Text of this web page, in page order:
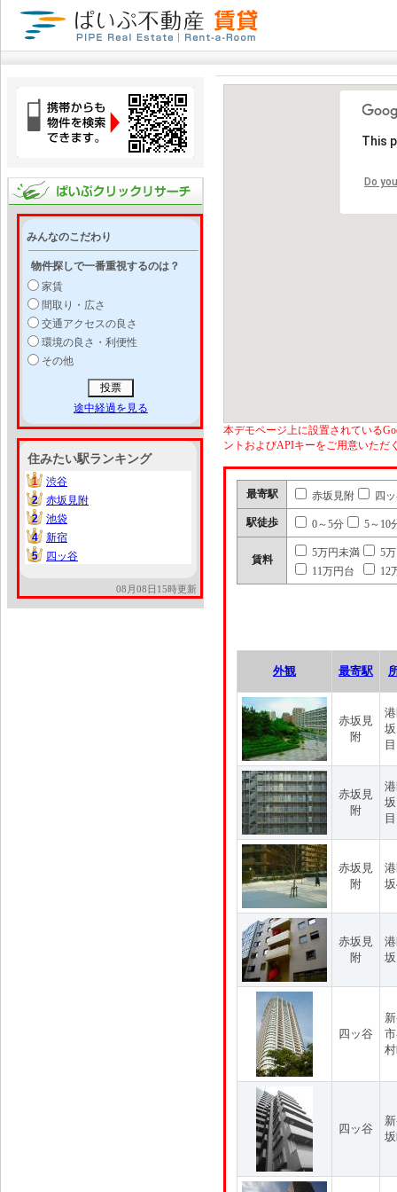
みんなのこだわり
物件探しで一番重視するのは？
家賃
間取り・広さ
交通アクセスの良さ
環境の良さ・利便性
その他
途中経過を見る
住みたい駅ランキング
1
1
渋谷
2
2
赤坂見附
2
2
池袋
4
4
新宿
5
5 四ッ谷
08月08日15時更新
This
Do
本デモページ上に設置されている
ントおよびAPIキーをご用意いただ
最寄駅 赤坂見附 四
駅徒歩 0～5分 5～10
賃料
5万円未満
5
11万円台
12
外観 最寄駅
赤坂見
附
目
赤坂見
附
目
赤坂見
附
赤坂見
附
四ッ谷
四ッ谷